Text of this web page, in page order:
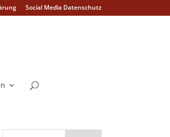
Social Media Datenschutz